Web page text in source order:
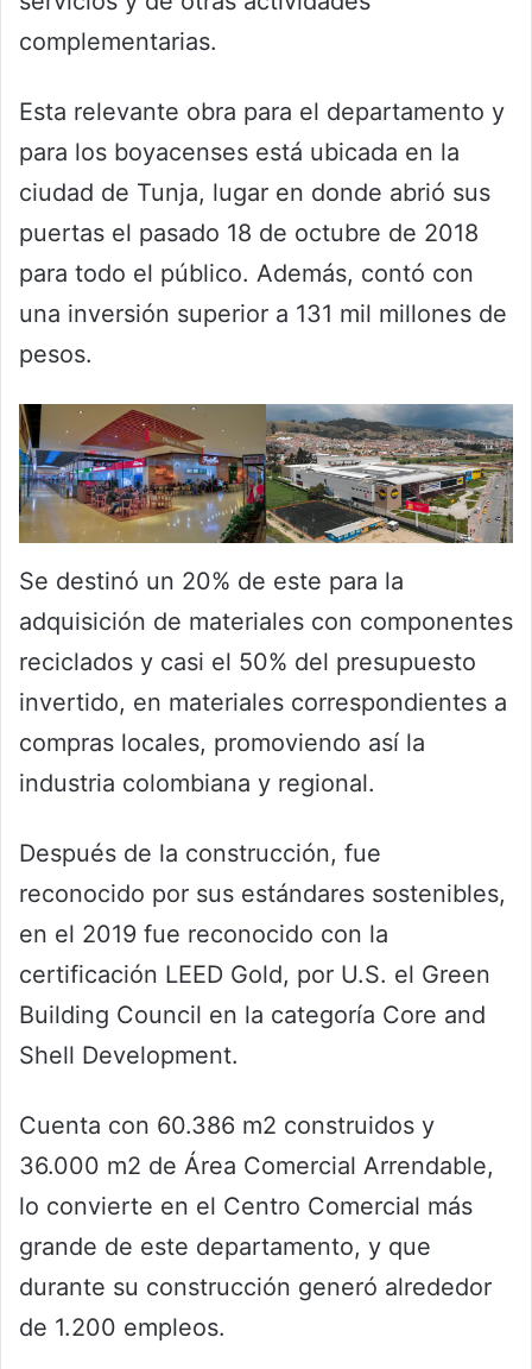
complementarias.
Esta relevante obra para el departamento y
para los boyacenses está ubicada en la
ciudad de Tunja, lugar en donde abrió sus
puertas el pasado 18 de octubre de 2018
para todo el público. Además, contó con
una inversión superior a 131 mil millones de
pesos.
Se destinó un 20% de este para la
adquisición de materiales con componentes
reciclados y casi el 50% del presupuesto
invertido, en materiales correspondientes a
compras locales, promoviendo así la
industria colombiana y regional.
Después de la construcción, fue
reconocido por sus estándares sostenibles,
en el 2019 fue reconocido con la
certificación LEED Gold, por U.S. el Green
Building Council en la categoría Core and
Shell Development.
Cuenta con 60.386 m2 construidos y
36.000 m2 de Área Comercial Arrendable,
lo convierte en el Centro Comercial más
grande de este departamento, y que
durante su construcción generó alrededor
de 1.200 empleos.